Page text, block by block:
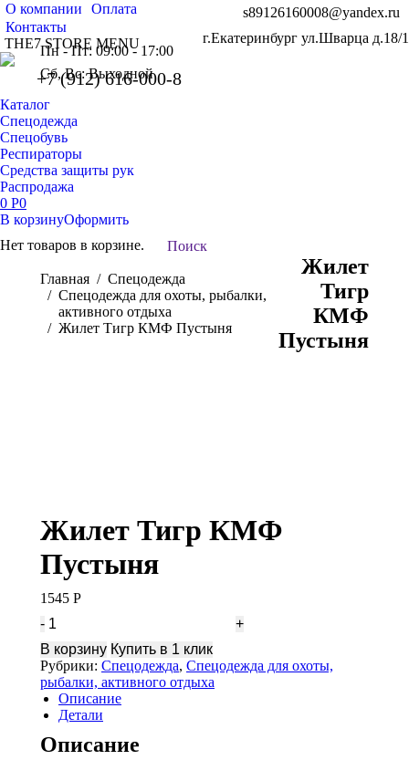
О компании
Оплата
Контакты
THE7 STORE MENU
s89126160008@yandex.ru
г.Екатеринбург ул.Шварца д.18/1
Пн - Пт: 09:00 - 17:00
Сб, Вс: Выходной
+7 (912) 616-000-8
Каталог
Спецодежда
Спецобувь
Респираторы
Средства защиты рук
Распродажа
0 Р0
В корзинуОформить
Нет товаров в корзине.
Поиск:
Поиск
Вы здесь:
Главная
Спецодежда
Спецодежда для охоты, рыбалки,
активного отдыха
Жилет Тигр КМФ Пустыня
Жилет
Тигр
КМФ
Пустыня
Жилет Тигр КМФ
Пустыня
1545 Р
Количество
Тигр
КМФ
Пустыня
В корзину Купить в 1 клик
Рубрики: Спецодежда, Спецодежда для охоты,
рыбалки, активного отдыха
Описание
Детали
Описание